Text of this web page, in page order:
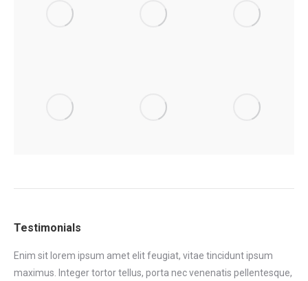
Testimonials
Enim sit lorem ipsum amet elit feugiat, vitae tincidunt ipsum
maximus. Integer tortor tellus, porta nec venenatis pellentesque,